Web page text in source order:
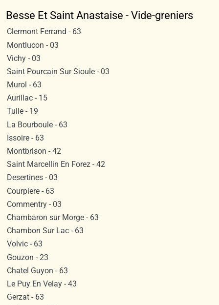
Besse Et Saint Anastaise - Vide-greniers
Clermont Ferrand - 63
Montlucon - 03
Vichy - 03
Saint Pourcain Sur Sioule - 03
Murol - 63
Aurillac - 15
Tulle - 19
La Bourboule - 63
Issoire - 63
Montbrison - 42
Saint Marcellin En Forez - 42
Desertines - 03
Courpiere - 63
Commentry - 03
Chambaron sur Morge - 63
Chambon Sur Lac - 63
Volvic - 63
Gouzon - 23
Chatel Guyon - 63
Le Puy En Velay - 43
Gerzat - 63